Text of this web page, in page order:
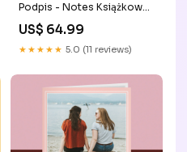
Podpis - Notes Książkowy
Color:Granatowy
US$ 64.99
★★★★★ 5.0 (11 reviews)